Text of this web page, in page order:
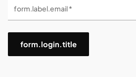
form.label.email *
form.login.title